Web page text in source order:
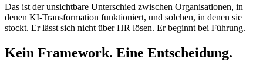
Das ist der unsichtbare Unterschied zwischen Organisationen, in
denen KI-Transformation funktioniert, und solchen, in denen sie
stockt. Er lässt sich nicht über HR lösen. Er beginnt bei Führung.
Kein Framework. Eine Entscheidung.